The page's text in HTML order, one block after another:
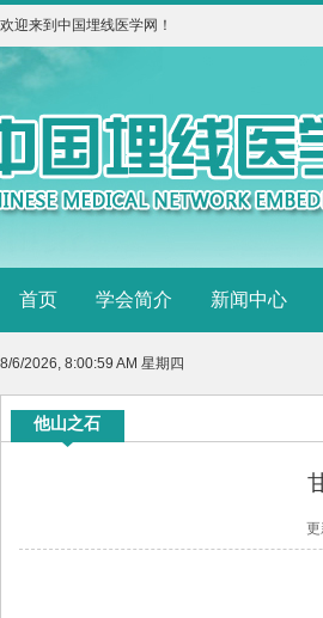
欢迎来到中国埋线医学网！
首页 学会简介 新闻中心
8/6/2026, 8:01:00 AM 星期四
他山之石